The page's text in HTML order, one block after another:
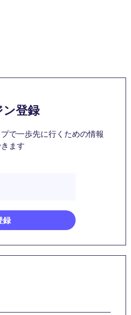
登録
で一歩先に行くための情報
ます